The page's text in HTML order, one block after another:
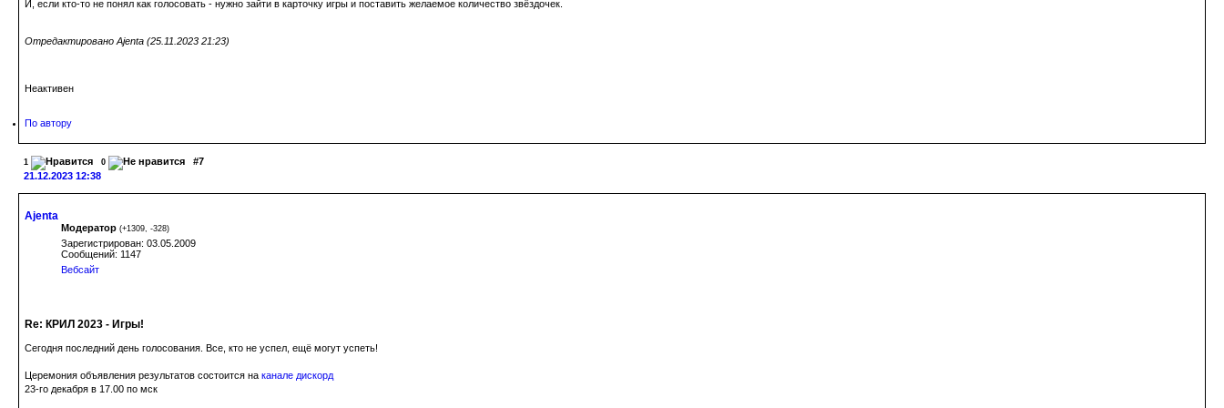
И, если кто-то не понял как голосовать - нужно зайти в карточку игры и поставить желаемое количество звёздочек.
Отредактировано Ajenta (25.11.2023 21:23)
Неактивен
По автору
1 0
#7
21.12.2023 12:38
Ajenta
Модератор (+1309, -328)
Зарегистрирован: 03.05.2009
Сообщений: 1147
Вебсайт
Re: КРИЛ 2023 - Игры!
Сегодня последний день голосования. Все, кто не успел, ещё могут успеть!
Церемония объявления результатов состоится на канале дискорд
23-го декабря в 17.00 по мск